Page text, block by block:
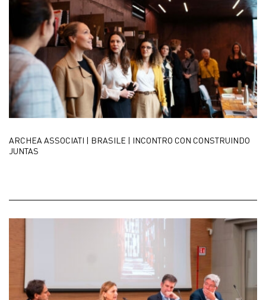
ARCHEA ASSOCIATI | BRASILE | INCONTRO CON CONSTRUINDO
JUNTAS